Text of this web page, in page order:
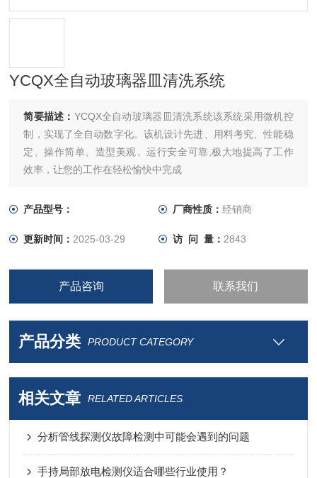
YCQX全自动玻璃器皿清洗系统
简要描述： YCQX全自动玻璃器皿清洗系统该系统采用微机控
制，实现了全自动数字化。该机设计先进、用料考究、性能稳
定、操作简单、造型美观、运行安全可靠,极大地提高了工作
效率，让您的工作在轻松愉快中完成
产品型号： 厂商性质： 经销商
更新时间： 2025-03-29 访 问 量： 2843
产品咨询 联系我们
产品分类 PRODUCT CATEGORY
相关文章 RELATED ARTICLES
分析管线探测仪故障检测中可能会遇到的问题
手持局部放电检测仪适合哪些行业使用？